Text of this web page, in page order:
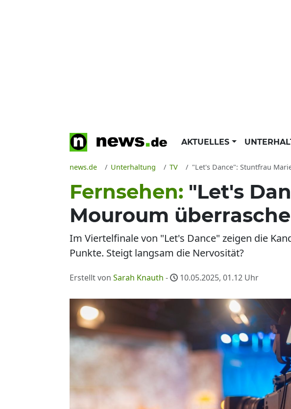
AKTUELLES
news.de Unterhaltung TV "Let's Dance": Stuntfrau
Fernsehen: "Let's
Mouroum
Im Viertelfinale von "Let's Dance" zeigen die
Punkte. Steigt langsam die Nervosität?
Erstellt von Sarah Knauth - 10.05.2025, 01.12 Uhr